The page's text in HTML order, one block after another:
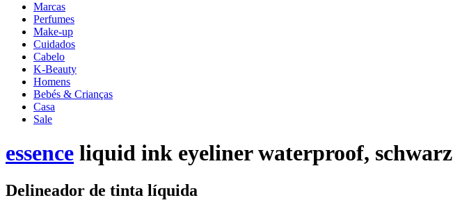
Marcas
Perfumes
Make-up
Cuidados
Cabelo
K-Beauty
Homens
Bebés & Crianças
Casa
Sale
essence liquid ink eyeliner waterproof, schwarz
Delineador de tinta líquida